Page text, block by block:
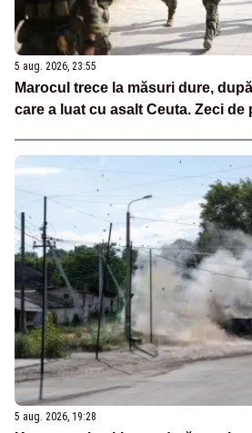
5 aug. 2026, 23:55
Marocul trece la măsuri dure,
care a luat cu asalt Ceuta. Zeci
5 aug. 2026, 19:28